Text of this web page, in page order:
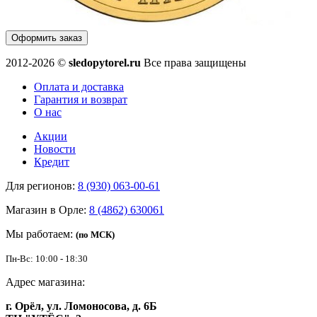
Оформить заказ
2012-2026 © sledopytorel.ru Все права защищены
Оплата и доставка
Гарантия и возврат
О нас
Акции
Новости
Кредит
Для регионов: 8 (930) 063-00-61
Магазин в Орле: 8 (4862) 630061
Мы работаем: (по МСК)
Пн-Вс: 10:00 - 18:30
Адрес магазина:
г. Орёл, ул. Ломоносова, д. 6Б